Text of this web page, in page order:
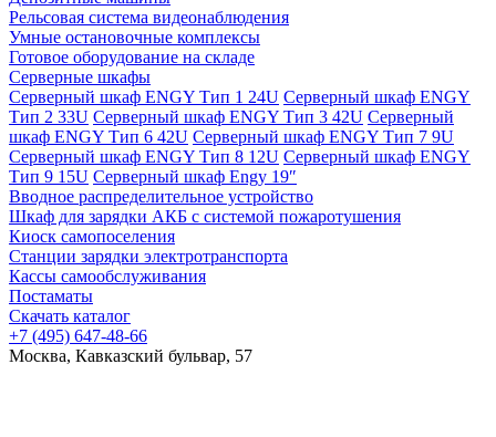
Рельсовая система видеонаблюдения
Умные остановочные комплексы
Готовое оборудование на складе
Серверные шкафы
Серверный шкаф ENGY Тип 1 24U Серверный шкаф ENGY
Тип 2 33U Серверный шкаф ENGY Тип 3 42U Серверный
шкаф ENGY Тип 6 42U Серверный шкаф ENGY Тип 7 9U
Серверный шкаф ENGY Тип 8 12U Серверный шкаф ENGY
Тип 9 15U Серверный шкаф Engy 19″
Вводное распределительное устройство
Шкаф для зарядки АКБ с системой пожаротушения
Киоск самопоселения
Станции зарядки электротранспорта
Кассы самообслуживания
Постаматы
Скачать каталог
+7 (495) 647-48-66
Москва, Кавказский бульвар, 57